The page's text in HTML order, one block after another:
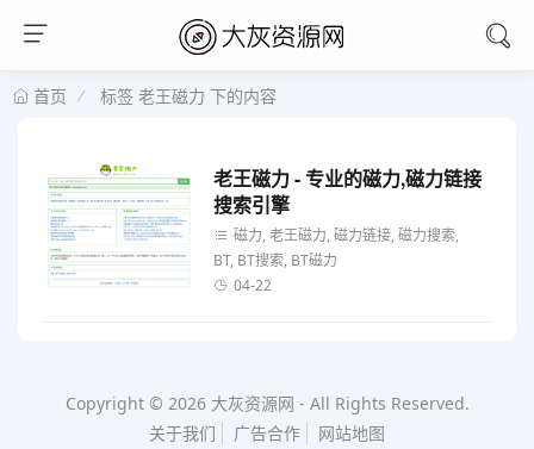
首页 标签 老王磁力 下的内容
老王磁力 - 专业的磁力,磁力链接
搜索引擎
磁力, 老王磁力, 磁力链接, 磁力搜索,
BT, BT搜索, BT磁力
04-22
Copyright © 2026 大灰资源网 - All Rights Reserved.
关于我们
广告合作 网站地图